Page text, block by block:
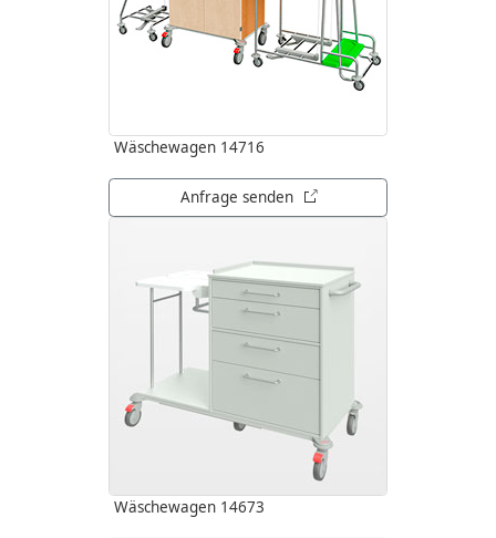
Wäschewagen 14716
Anfrage senden öffnet in neuem Tab
Wäschewagen 14673